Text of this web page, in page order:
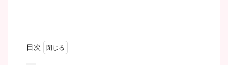
目次